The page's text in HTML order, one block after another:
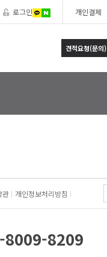
로그인 개인결제
견적요청(문의)
관 개인정보처리방침
8009-8209